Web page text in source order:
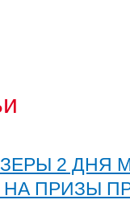
2 ДНЯ
ПРИЗЫ